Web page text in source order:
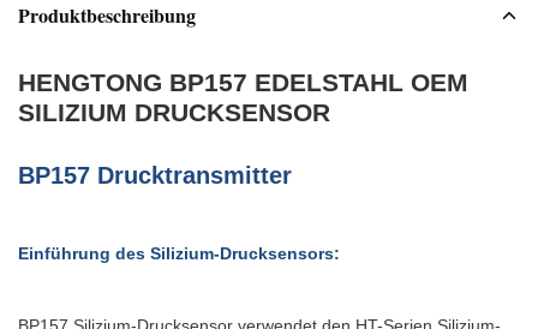
Produktbeschreibung
HENGTONG BP157 EDELSTAHL OEM
SILIZIUM DRUCKSENSOR
BP157 Drucktransmitter
Einführung des Silizium-Drucksensors: